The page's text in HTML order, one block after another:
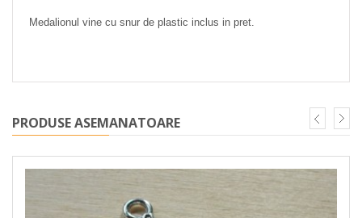
Medalionul vine cu snur de plastic inclus in pret.
PRODUSE ASEMANATOARE